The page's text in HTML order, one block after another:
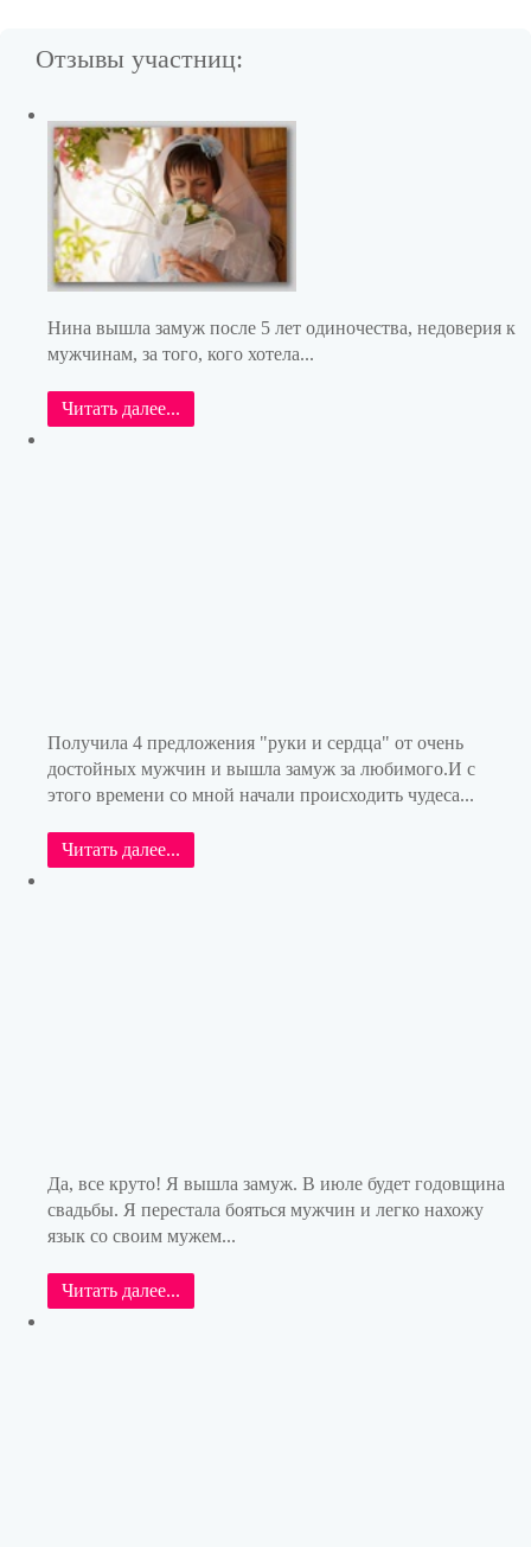
Отзывы участниц:
Нина вышла замуж после 5 лет одиночества, недоверия к
мужчинам, за того, кого хотела...
Читать далее...
Получила 4 предложения "руки и сердца" от очень
достойных мужчин и вышла замуж за любимого.И с
этого времени со мной начали происходить чудеса...
Читать далее...
Да, все круто! Я вышла замуж. В июле будет годовщина
свадьбы. Я перестала бояться мужчин и легко нахожу
язык со своим мужем...
Читать далее...